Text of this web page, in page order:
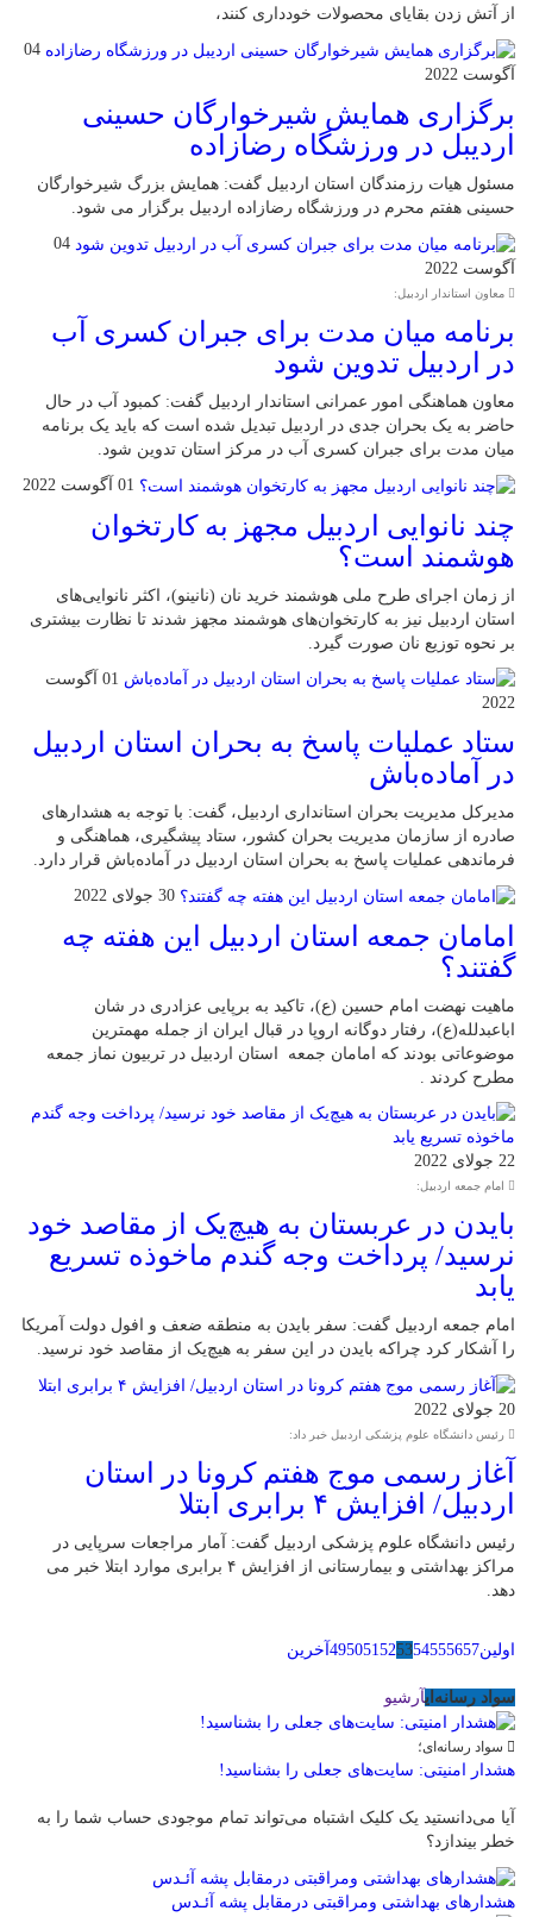
از آتش زدن بقایای محصولات خودداری کنند،
04
آگوست 2022
برگزاری همایش شیرخوارگان حسینی
اردیبل در ورزشگاه رضازاده
مسئول هیات رزمندگان استان اردبیل گفت: همایش بزرگ شیرخوارگان
حسینی هفتم محرم در ورزشگاه رضازاده اردبیل برگزار می شود.
04
آگوست 2022
معاون استاندار اردبیل:
برنامه میان مدت برای جبران کسری آب
در اردبیل تدوین شود
معاون هماهنگی امور عمرانی استاندار اردبیل گفت: کمبود آب در حال
حاضر به یک بحران جدی در اردبیل تبدیل شده است که باید یک برنامه
میان مدت برای جبران کسری آب در مرکز استان تدوین شود.
01 آگوست 2022
چند نانوایی اردبیل مجهز به کارتخوان‌
هوشمند است؟
از زمان اجرای طرح ملی هوشمند خرید نان (نانینو)، اکثر نانوایی‌های
استان اردبیل نیز به کارتخوان‌های هوشمند مجهز شدند تا نظارت بیشتری
بر نحوه توزیع نان صورت گیرد.
01 آگوست
2022
ستاد عملیات پاسخ به بحران استان اردبیل
در آماده‌باش
مدیرکل مدیریت بحران استانداری اردبیل، گفت: با توجه به هشدارهای
صادره از سازمان مدیریت بحران کشور، ستاد پیشگیری، هماهنگی و
فرماندهی عملیات پاسخ به بحران استان اردبیل در آماده‌باش قرار دارد.
30 جولای 2022
امامان جمعه استان اردبیل این هفته چه
گفتند؟
ماهیت نهضت امام حسین (ع)، تاکید به برپایی عزادری در شان
اباعبدلله(ع)، رفتار دوگانه اروپا در قبال ایران از جمله مهمترین
موضوعاتی بودند که امامان جمعه استان اردبیل در تربیون نماز جمعه
مطرح کردند .
22 جولای 2022
امام جمعه اردبیل:
بایدن در عربستان به هیچ‌یک از مقاصد خود
نرسید/ پرداخت وجه گندم ماخوذه تسریع
یابد
امام جمعه اردبیل گفت: سفر بایدن به منطقه ضعف و افول دولت آمریکا
را آشکار کرد چراکه بایدن در این سفر به هیچ‌یک از مقاصد خود نرسید.
20 جولای 2022
رئیس دانشگاه علوم پزشکی اردبیل خبر داد:
آغاز رسمی موج هفتم کرونا در استان
اردبیل/ افزایش ۴ برابری ابتلا
رئیس دانشگاه علوم پزشکی اردبیل گفت: آمار مراجعات سرپایی در
مراکز بهداشتی و بیمارستانی از افزایش ۴ برابری موارد ابتلا خبر می
دهد.
اولین 495051 525354555657 آخرین
سواد رسانه‌ایآرشیو
سواد رسانه‌ای؛
هشدار امنیتی: سایت‌های جعلی را بشناسید!
آیا می‌دانستید یک کلیک اشتباه می‌تواند تمام موجودی حساب شما را به
خطر بیندازد؟
هشدارهاى بهداشتى ومراقبتى درمقابل پشه آئـدس